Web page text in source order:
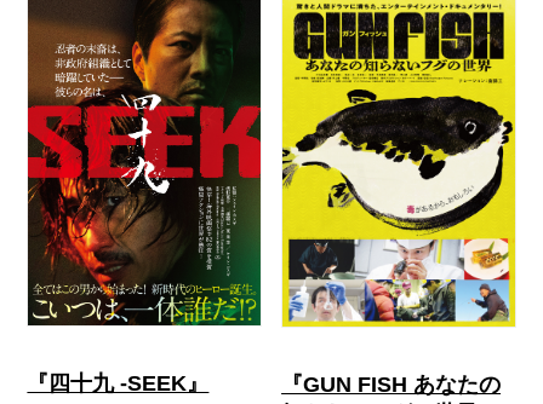
『四十九 -SEEK』
『GUN FISH あなたの